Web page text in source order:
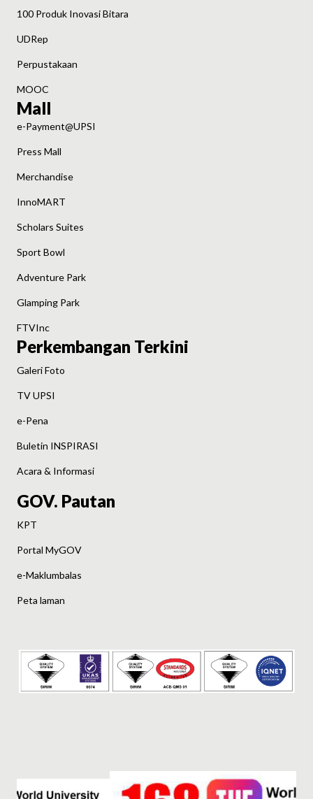
100 Produk Inovasi Bitara
UDRep
Perpustakaan
MOOC
Mall
e-Payment@UPSI
Press Mall
Merchandise
InnoMART
Scholars Suites
Sport Bowl
Adventure Park
Glamping Park
FTVInc
Perkembangan Terkini
Galeri Foto
TV UPSI
e-Pena
Buletin INSPIRASI
Acara & Informasi
GOV. Pautan
KPT
Portal MyGOV
e-Maklumbalas
Peta laman